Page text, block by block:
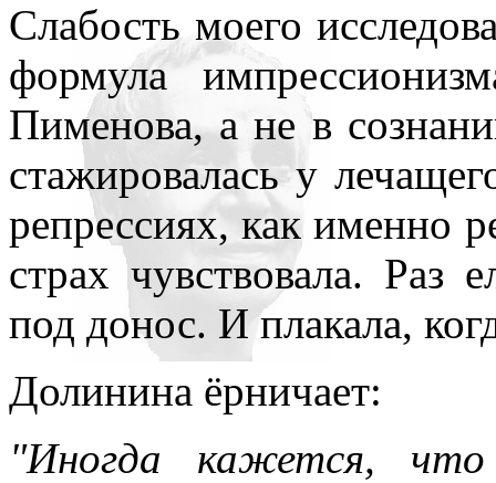
Слабость моего
формула
Пименова, а не в
стажировалась у
репрессиях, как именно
страх чувствовала. Раз
под донос. И плакала,
Долинина ёрничает:
"Иногда кажется, что